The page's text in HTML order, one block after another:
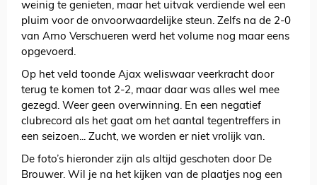
weinig te genieten, maar het uitvak verdiende wel een
pluim voor de onvoorwaardelijke steun. Zelfs na de 2-0
van Arno Verschueren werd het volume nog maar eens
opgevoerd.
Op het veld toonde Ajax weliswaar veerkracht door
terug te komen tot 2-2, maar daar was alles wel mee
gezegd. Weer geen overwinning. En een negatief
clubrecord als het gaat om het aantal tegentreffers in
een seizoen... Zucht, we worden er niet vrolijk van.
De foto’s hieronder zijn als altijd geschoten door De
Brouwer. Wil je na het kijken van de plaatjes nog een